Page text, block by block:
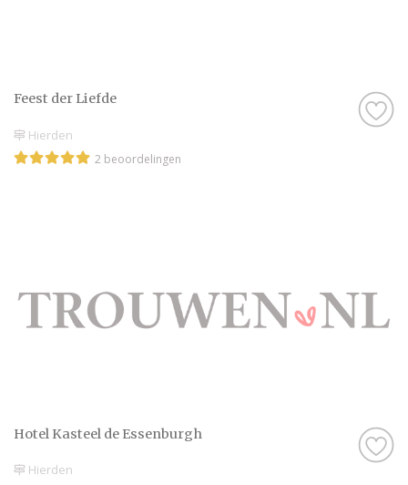
Feest der Liefde
Hierden
2 beoordelingen
Hotel Kasteel de Essenburgh
Hierden